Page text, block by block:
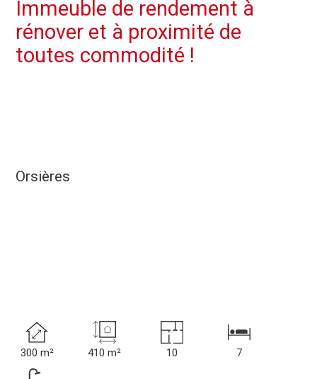
Immeuble de rendement à
rénover et à proximité de
toutes commodité !
Orsières
300 m² 410 m² 10 7